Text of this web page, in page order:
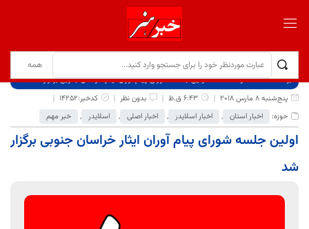
برگ نخست نوشته‌ها
اولین جلسه شورای پیام آوران ایثار خراسان جنوبی برگزار شد
پنج‌شنبه 8 مارس 2018
6:43 ق.ظ بدون نظر
کدخبر:14252
حوزه:
اخبار استان , اخبار اسلایدر , اخبار اصلی , اسلایدر , خبر مهم
اولین جلسه شورای پیام آوران ایثار خراسان جنوبی برگزار
شد